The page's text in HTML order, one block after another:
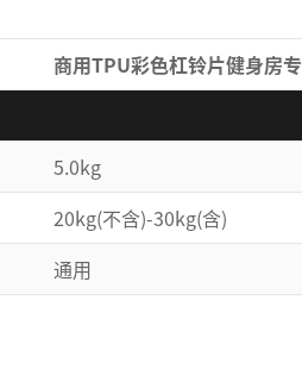
商用TPU彩色杠铃片健身房
5.0kg
20kg(不含)-30kg(含)
通用